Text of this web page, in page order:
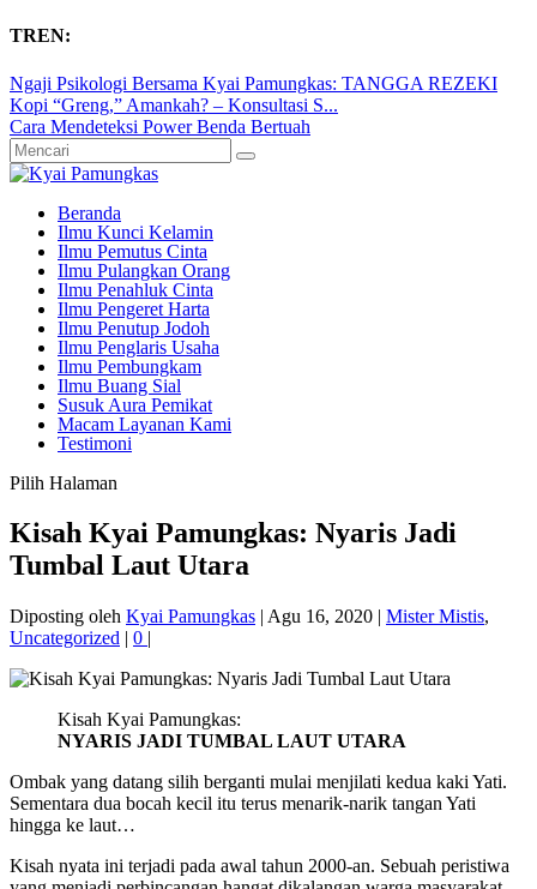
TREN:
Ngaji Psikologi Bersama Kyai Pamungkas: TANGGA REZEKI
Kopi “Greng,” Amankah? – Konsultasi S...
Cara Mendeteksi Power Benda Bertuah
Beranda
Ilmu Kunci Kelamin
Ilmu Pemutus Cinta
Ilmu Pulangkan Orang
Ilmu Penahluk Cinta
Ilmu Pengeret Harta
Ilmu Penutup Jodoh
Ilmu Penglaris Usaha
Ilmu Pembungkam
Ilmu Buang Sial
Susuk Aura Pemikat
Macam Layanan Kami
Testimoni
Pilih Halaman
Kisah Kyai Pamungkas: Nyaris Jadi
Tumbal Laut Utara
Diposting oleh Kyai Pamungkas | Agu 16, 2020 | Mister Mistis,
Uncategorized | 0 |
Kisah Kyai Pamungkas:
NYARIS JADI TUMBAL LAUT UTARA
Ombak yang datang silih berganti mulai menjilati kedua kaki Yati.
Sementara dua bocah kecil itu terus menarik-narik tangan Yati
hingga ke laut…
Kisah nyata ini terjadi pada awal tahun 2000-an. Sebuah peristiwa